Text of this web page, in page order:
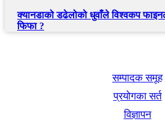
क्यानडाको डढेलोको धुवाँले विश्वकप
फिफा ?
सम्पादक समूह
प्रयोगका सर्त
विज्ञापन